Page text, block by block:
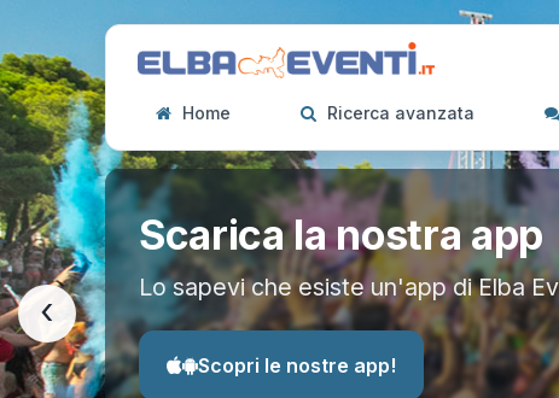
Home Ricerca avanzata
Scarica la nostra app
Lo sapevi che esiste un'app di Elba
Scopri le nostre app!
‹